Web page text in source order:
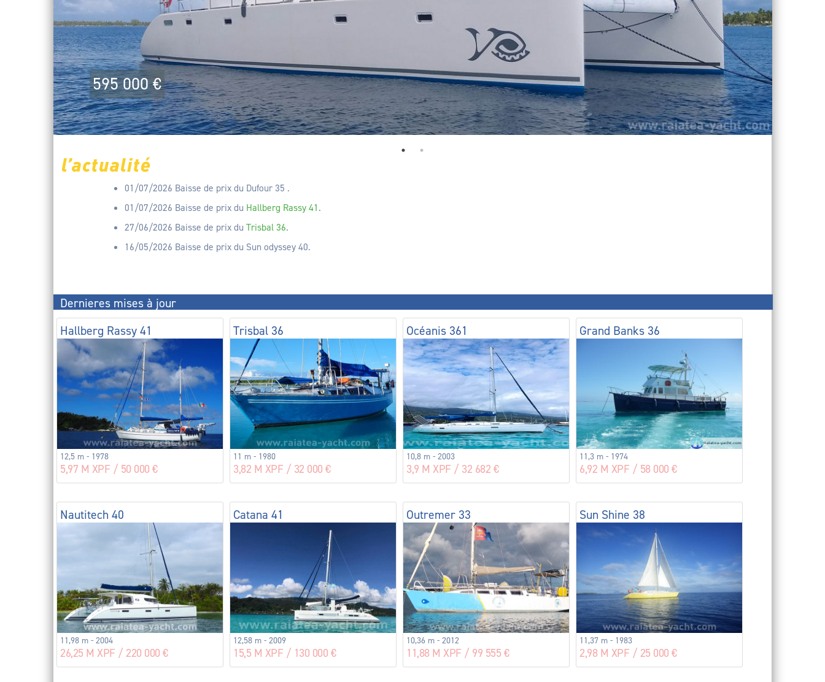
595 000 €
01/07/2026 Baisse de prix du Dufour 35 .
01/07/2026 Baisse de prix du Hallberg Rassy 41.
27/06/2026 Baisse de prix duTrisbal 36.
16/05/2026 Baisse de prix du Sun odyssey 40.
Dernieres mises à jour
Hallberg Rassy 41
12,5 m - 1978
5,97 M XPF / 50 000 €
Trisbal 36
11 m - 1980
3,82 M XPF / 32 000 €
Océanis 361
10,8 m - 2003
3,9 M XPF / 32 682 €
Grand Banks 36
11,3 m - 1974
6,92 M XPF / 58 000 €
Nautitech 40
11,98 m - 2004
26,25 M XPF / 220 000 €
Catana 41
12,58 m - 2009
15,5 M XPF / 130 000 €
Outremer 33
10,36 m - 2012
11,88 M XPF / 99 555 €
Sun Shine 38
11,37 m - 1983
2,98 M XPF / 25 000 €